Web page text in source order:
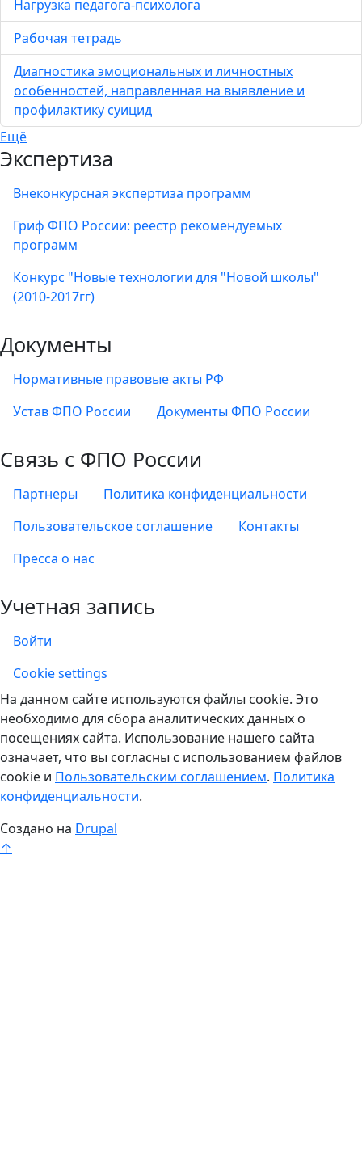
Нагрузка педагога-психолога
Рабочая тетрадь
Диагностика эмоциональных и личностных
особенностей, направленная на выявление и
профилактику суицид
Ещё
Экспертиза
Внеконкурсная экспертиза программ
Гриф ФПО России: реестр рекомендуемых
программ
Конкурс "Новые технологии для "Новой школы"
(2010-2017гг)
Документы
Нормативные правовые акты РФ
Устав ФПО России
Документы ФПО России
Связь с ФПО России
Партнеры
Политика конфиденциальности
Пользовательское соглашение
Контакты
Пресса о нас
Учетная запись
Войти
Учетная запись
Cookie settings
На данном сайте используются файлы cookie. Это
необходимо для сбора аналитических данных о
посещениях сайта. Использование нашего сайта
означает, что вы согласны с использованием файлов
cookie и Пользовательским соглашением. Политика
конфиденциальности.
Создано на Drupal
↑